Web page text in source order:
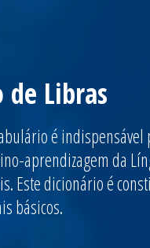
Libras
é indispensável
aprendizagem da
Este dicionário é
básicos.